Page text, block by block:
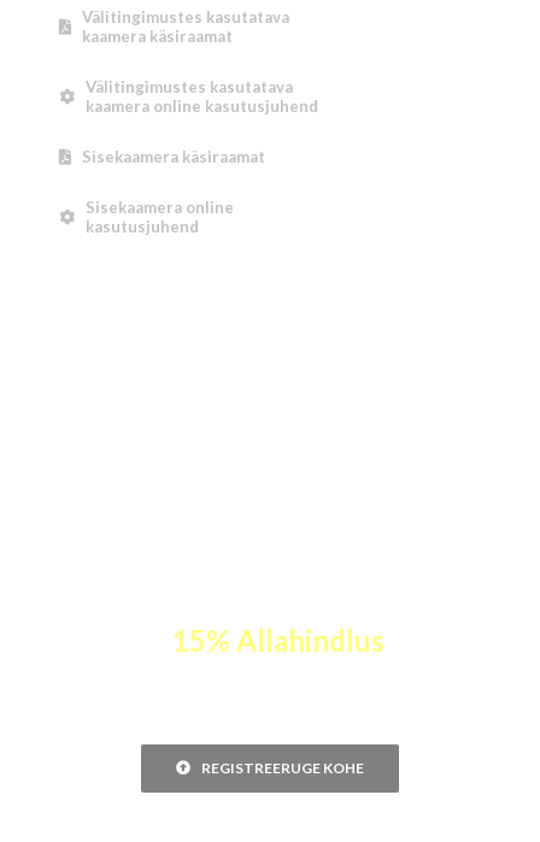
Välitingimustes kasutatava
kaamera käsiraamat
Välitingimustes kasutatava
kaamera online kasutusjuhend
Sisekaamera käsiraamat
Sisekaamera online
kasutusjuhend
15% Allahindlus
REGISTREERUGE KOHE